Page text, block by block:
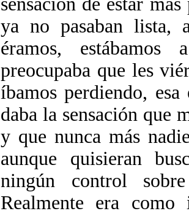
ya no pasaban lista,
éramos,
preocupaba que les
íbamos perdiendo,
daba la sensación que
y que nunca más
aunque quisieran
ningún control
Realmente era